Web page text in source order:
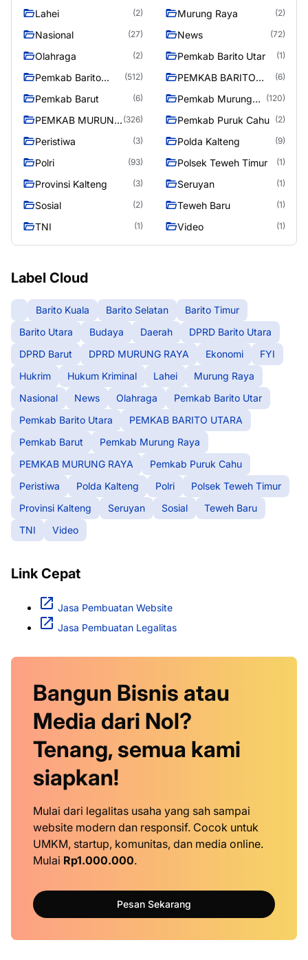
Lahei (2) Murung Raya (2)
Nasional (27) News (72)
Olahraga (2) Pemkab Barito Utar (1)
Pemkab Barito
(512)
PEMKAB BARITO
(6)
Pemkab Barut (6)
Pemkab Murung
(120)
PEMKAB MURUNG (326) Pemkab Puruk Cahu (2)
Peristiwa (3) Polda Kalteng (9)
Polri (93) Polsek Teweh Timur (1)
Provinsi Kalteng (3) Seruyan (1)
Sosial (2) Teweh Baru (1)
TNI (1) Video (1)
Label Cloud
Barito Kuala Barito Selatan
Barito Timur
Barito Utara
Budaya Daerah
DPRD Barito Utara
DPRD Barut
DPRD MURUNG RAYA Ekonomi
FYI
Hukrim
Hukum Kriminal Lahei
Murung Raya
Nasional
News Olahraga
Pemkab Barito Utar
Pemkab Barito Utara
PEMKAB BARITO UTARA
Pemkab Barut
Pemkab Murung Raya
PEMKAB MURUNG RAYA
Pemkab Puruk Cahu
Peristiwa
Polda Kalteng Polri
Polsek Teweh Timur
Provinsi Kalteng
Seruyan Sosial
Teweh Baru
TNI
Video
Link Cepat
Jasa Pembuatan Website
Jasa Pembuatan Legalitas
Bangun Bisnis atau
Media dari Nol?
Tenang, semua kami
siapkan!
Mulai dari legalitas usaha yang sah sampai
website modern dan responsif. Cocok untuk
UMKM, startup, komunitas, dan media online.
Mulai Rp1.000.000.
Pesan Sekarang